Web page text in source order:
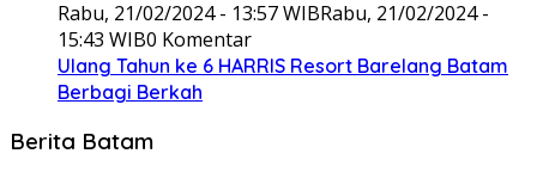
Rabu, 21/02/2024 - 13:57 WIBRabu, 21/02/2024 -
15:43 WIB0 Komentar
Ulang Tahun ke 6 HARRIS Resort Barelang Batam
Berbagi Berkah
Berita Batam